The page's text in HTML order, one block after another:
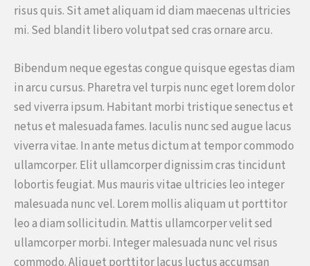
risus quis. Sit amet aliquam id diam maecenas ultricies
mi. Sed blandit libero volutpat sed cras ornare arcu.
Bibendum neque egestas congue quisque egestas diam
in arcu cursus. Pharetra vel turpis nunc eget lorem dolor
sed viverra ipsum. Habitant morbi tristique senectus et
netus et malesuada fames. Iaculis nunc sed augue lacus
viverra vitae. In ante metus dictum at tempor commodo
ullamcorper. Elit ullamcorper dignissim cras tincidunt
lobortis feugiat. Mus mauris vitae ultricies leo integer
malesuada nunc vel. Lorem mollis aliquam ut porttitor
leo a diam sollicitudin. Mattis ullamcorper velit sed
ullamcorper morbi. Integer malesuada nunc vel risus
commodo. Aliquet porttitor lacus luctus accumsan